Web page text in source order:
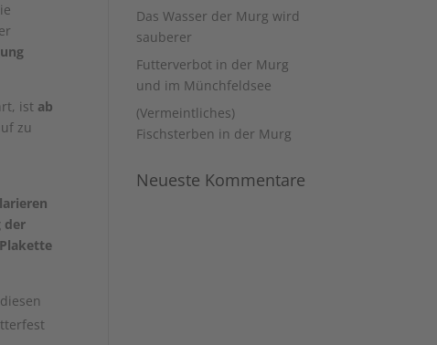
ist ab
zu
der
Das Wasser der Murg wird
sauberer
Futterverbot in der Murg
und im Münchfeldsee
(Vermeintliches)
Fischsterben in der Murg
Neueste Kommentare